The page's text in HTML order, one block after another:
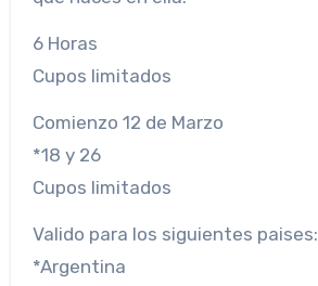
6 Horas
Cupos limitados
Comienzo 12 de Marzo
*18 y 26
Cupos limitados
Valido para los siguientes paises:
*Argentina